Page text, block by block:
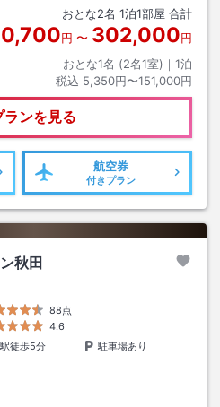
おとな2名 1泊1部屋 合計
円 〜 302,000円
おとな1名 (2名1室)｜ 1泊
税込 5,350円〜151,000円
ランを見る
航空券
付きプラン
秋田
88点
4.6
駅徒歩5分
駐車場あり